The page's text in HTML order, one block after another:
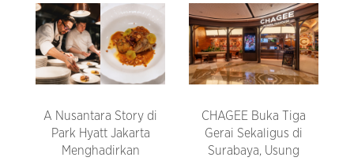
A Nusantara Story di
Park Hyatt Jakarta
Menghadirkan
CHAGEE Buka Tiga
Gerai Sekaligus di
Surabaya, Usung